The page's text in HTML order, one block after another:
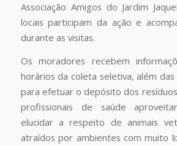
Associação Amigos do Jardim
locais participam da ação e
durante as visitas.
Os moradores recebem
horários da coleta seletiva, além
para efetuar o depósito dos resíduos
profissionais de saúde
elucidar a respeito de animais
atraídos por ambientes com muito